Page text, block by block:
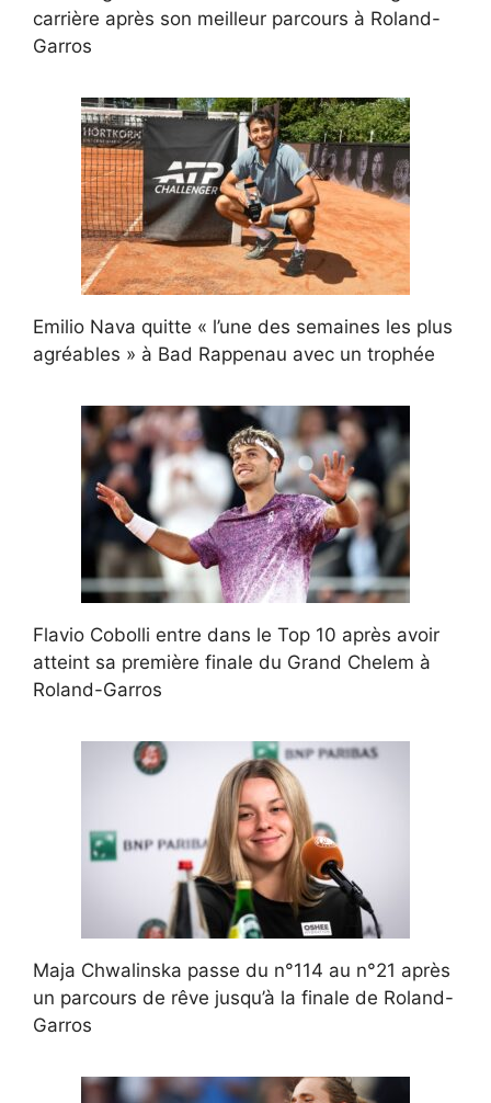
carrière après son meilleur parcours à Roland-
Garros
Emilio Nava quitte « l’une des semaines les plus
agréables » à Bad Rappenau avec un trophée
Flavio Cobolli entre dans le Top 10 après avoir
atteint sa première finale du Grand Chelem à
Roland-Garros
Maja Chwalinska passe du n°114 au n°21 après
un parcours de rêve jusqu’à la finale de Roland-
Garros